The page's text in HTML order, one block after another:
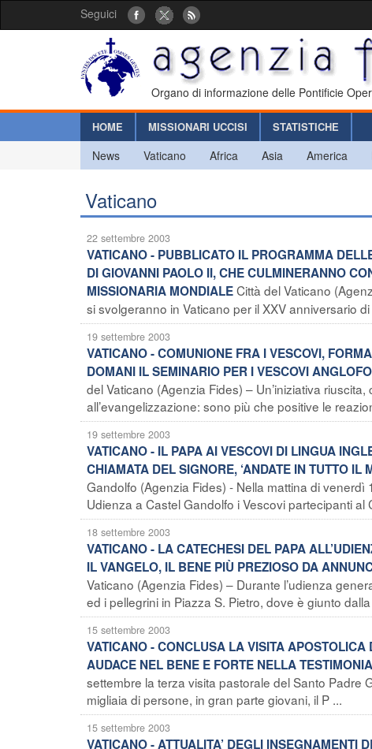
Seguici
Organo di informazione delle Pontificie
HOME MISSIONARI UCCISI STATISTICHE
News Vaticano Africa Asia America
Vaticano
22 settembre 2003
VATICANO - PUBBLICATO IL PROGRAMMA
DI GIOVANNI PAOLO II, CHE CULMINERANNO
MISSIONARIA MONDIALECittà del Vaticano
si svolgeranno in Vaticano per il XXV anniversario
19 settembre 2003
VATICANO - COMUNIONE FRA I VESCOVI,
DOMANI IL SEMINARIO PER I VESCOVI
del Vaticano (Agenzia Fides) – Un’iniziativa
all’evangelizzazione: sono più che positive le
19 settembre 2003
VATICANO - IL PAPA AI VESCOVI DI LINGUA
CHIAMATA DEL SIGNORE, ‘ANDATE IN TUTTO
Gandolfo (Agenzia Fides) - Nella mattina di
Udienza a Castel Gandolfo i Vescovi partecipanti
18 settembre 2003
VATICANO - LA CATECHESI DEL PAPA
IL VANGELO, IL BENE PIÙ PREZIOSO DA
Vaticano (Agenzia Fides) – Durante l’udienza
ed i pellegrini in Piazza S. Pietro, dove è giunto
15 settembre 2003
VATICANO - CONCLUSA LA VISITA
AUDACE NEL BENE E FORTE NELLA
settembre la terza visita pastorale del Santo Padre
migliaia di persone, in gran parte giovani, il P ...
15 settembre 2003
VATICANO - ATTUALITA’ DEGLI INSEGNAMENTI